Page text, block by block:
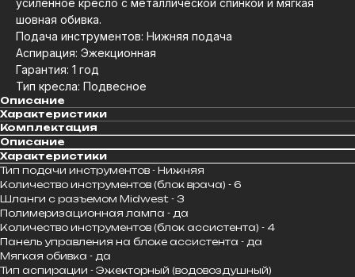
усиленное кресло с металлической спинкой и мягкая
шовная обивка.
Подача инструментов: Нижняя подача
Аспирация: Эжекционная
Гарантия: 1 год
Тип кресла: Подвесное
Описание
Характеристики
Комплектация
Описание
Характеристики
Тип подачи инструментов - Нижняя
Количество инструментов (блок врача) - 6
Шланги с разъемом Midwest - 3
Полимеризационная лампа - да
Количество инструментов (блок ассистента) - 4
Панель управления на блоке ассистента - да
Мягкая обивка - да
Тип аспирации - Эжекторный (водовоздушный)